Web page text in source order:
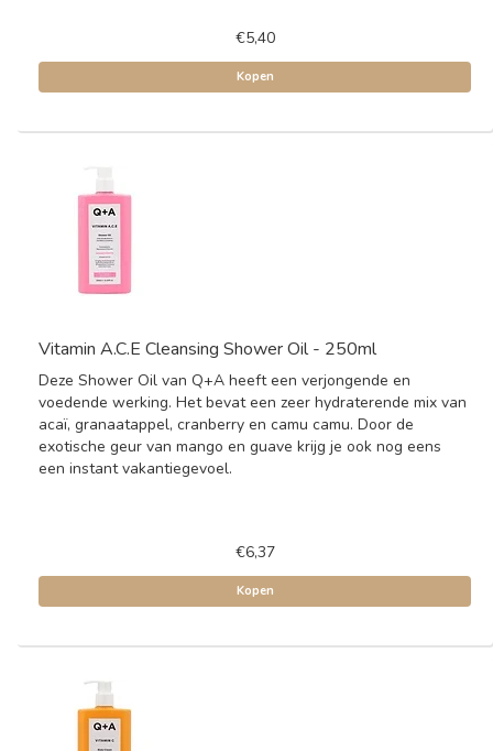
€5,40
Kopen
Vitamin A.C.E Cleansing Shower Oil - 250ml
Deze Shower Oil van Q+A heeft een verjongende en
voedende werking. Het bevat een zeer hydraterende mix van
acaï, granaatappel, cranberry en camu camu. Door de
exotische geur van mango en guave krijg je ook nog eens
een instant vakantiegevoel.
€6,37
Kopen